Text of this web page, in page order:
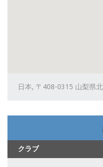
日本, 〒408-0315 山梨県
クラブ